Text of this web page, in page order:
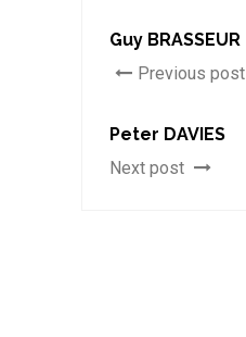
Guy BRASSEUR
Previous post
Peter DAVIES
Next post